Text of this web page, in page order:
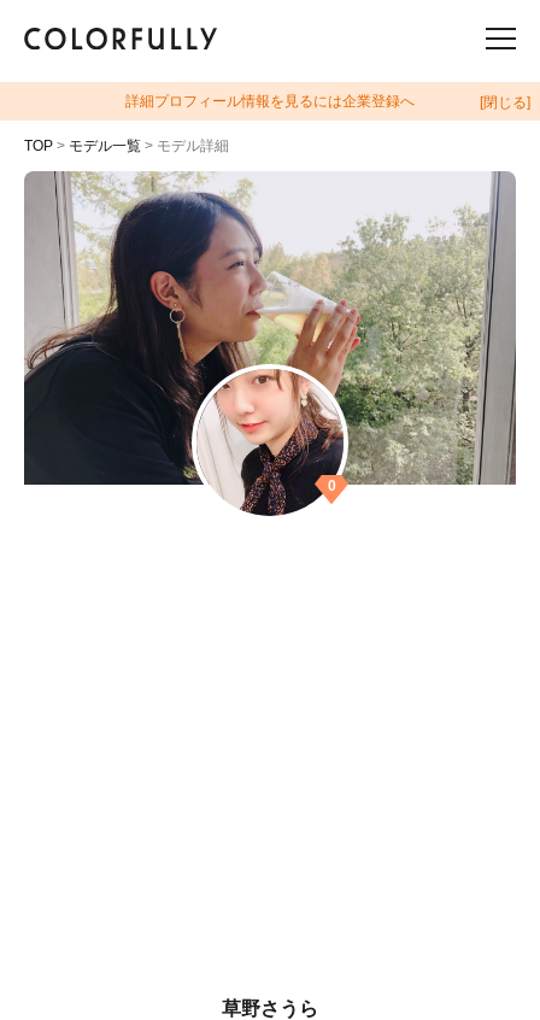
詳細プロフィール情報を見るには企業登録へ [閉じる]
TOP > モデル一覧 > モデル詳細
0
草野さうら